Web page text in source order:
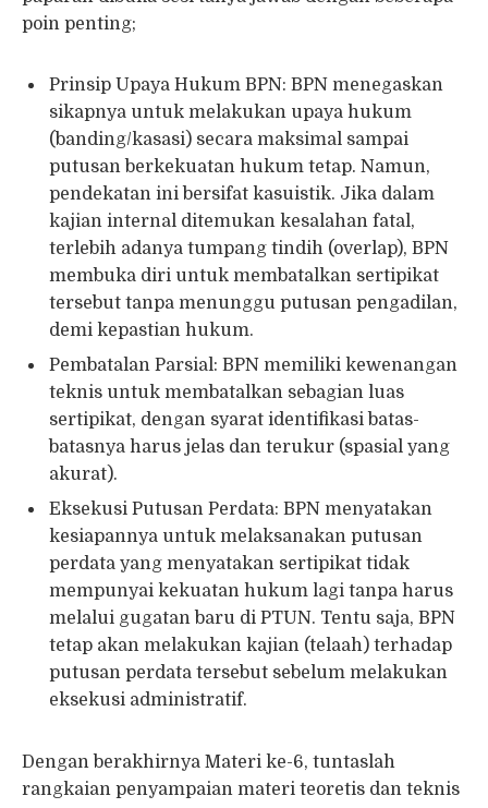
poin penting;
Prinsip Upaya Hukum BPN: BPN menegaskan
sikapnya untuk melakukan upaya hukum
(banding/kasasi) secara maksimal sampai
putusan berkekuatan hukum tetap. Namun,
pendekatan ini bersifat kasuistik. Jika dalam
kajian internal ditemukan kesalahan fatal,
terlebih adanya tumpang tindih (overlap), BPN
membuka diri untuk membatalkan sertipikat
tersebut tanpa menunggu putusan pengadilan,
demi kepastian hukum.
Pembatalan Parsial: BPN memiliki kewenangan
teknis untuk membatalkan sebagian luas
sertipikat, dengan syarat identifikasi batas-
batasnya harus jelas dan terukur (spasial yang
akurat).
Eksekusi Putusan Perdata: BPN menyatakan
kesiapannya untuk melaksanakan putusan
perdata yang menyatakan sertipikat tidak
mempunyai kekuatan hukum lagi tanpa harus
melalui gugatan baru di PTUN. Tentu saja, BPN
tetap akan melakukan kajian (telaah) terhadap
putusan perdata tersebut sebelum melakukan
eksekusi administratif.
Dengan berakhirnya Materi ke-6, tuntaslah
rangkaian penyampaian materi teoretis dan teknis